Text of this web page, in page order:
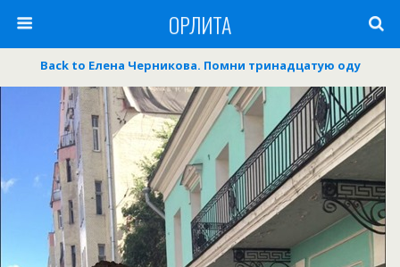
ОРЛИТА
Back to Елена Черникова. Помни тринадцатую оду